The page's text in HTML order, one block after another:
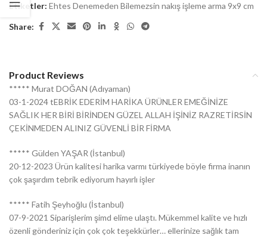
Etiketler: Ehtes Denemeden Bilemezsin nakış işleme arma 9x9 cm
Share:
Product Reviews
***** Murat DOĞAN (Adıyaman)
03-1-2024 tEBRİK EDERİM HARİKA ÜRÜNLER EMEĞİNİZE
SAĞLIK HER BİRİ BİRİNDEN GÜZEL ALLAH İŞİNİZ RAZRETİRSİN
ÇEKİNMEDEN ALINIZ GÜVENLİ BİR FİRMA
***** Gülden YAŞAR (İstanbul)
20-12-2023 Ürün kalitesi harika varmı türkiyede böyle firma inanın
çok şaşırdım tebrik ediyorum hayırlı işler
***** Fatih Şeyhoğlu (İstanbul)
07-9-2021 Siparişlerim şimd elime ulaştı. Mükemmel kalite ve hızlı
özenli gönderiniz için çok çok teşekkürler… ellerinize sağlık tam